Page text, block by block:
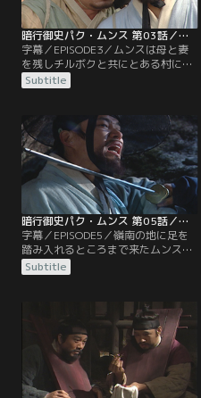
暗行御史パク・ムンス 第03話／字幕
字幕／EPISODE3／ムンスは母と妻
を残しチルボクと共にとある村に立
ち寄る。そこで母と娘の悲鳴を聞い
たムンスとチルボクが隠れて様子を
を持った男が現れ…。また、王命を
承ったというイッキョムがムンスを
訪ねて来ると、ムンスはイッキョム
と共にあることを始める。
Subtitle
暗行御史パク・ムンス 第05話／字幕
字幕／EPISODE5／嶺南の地に足を
踏み入れるところまで来たムンスと
チルボク。そんなムンスが気にかか
っている、火事の現場で拾った麝香
クと話していると、突然見知らぬ集
団に襲われ…。一方、火事で身寄り
をなくしたファリョンは、ヨニの家
に世話になることになり…。
Subtitle